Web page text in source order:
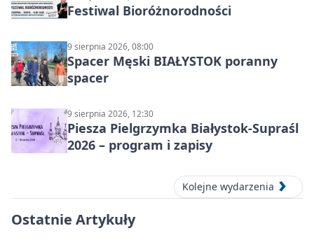
Festiwal Bioróżnorodności
9 sierpnia 2026, 08:00
Spacer Męski BIAŁYSTOK poranny
spacer
9 sierpnia 2026, 12:30
Piesza Pielgrzymka Białystok-Supraśl
2026 – program i zapisy
Kolejne wydarzenia
Ostatnie Artykuły